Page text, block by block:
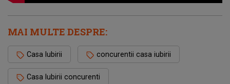
MAI MULTE DESPRE:
Casa Iubirii concurentii casa iubirii
Casa Iubirii concurenti